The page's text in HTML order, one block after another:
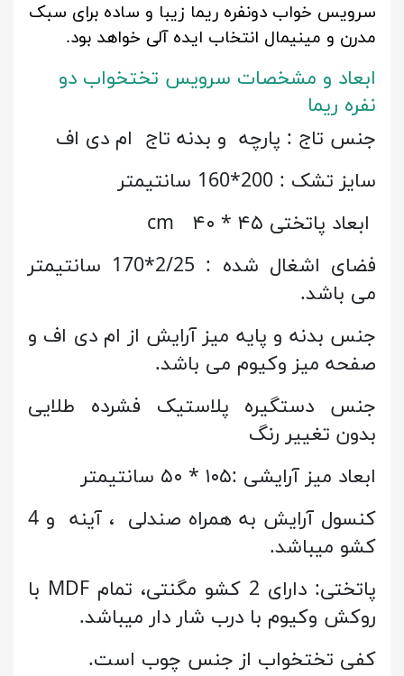
سرویس خواب دونفره ریما زیبا و ساده برای سبک
مدرن و مینیمال انتخاب ایده آلی خواهد بود.
ابعاد و مشخصات سرویس تختخواب دو
نفره ریما
جنس تاج : پارچه و بدنه تاج ام دی اف
سایز تشک : 200*160 سانتیمتر
ابعاد پاتختی ۴۵ * ۴۰ cm
فضای اشغال شده : 2/25*170 سانتیمتر
می باشد.
جنس بدنه و پایه میز آرایش از ام دی اف و
صفحه میز وکیوم می باشد.
جنس دستگیره پلاستیک فشرده طلایی
بدون تغییر رنگ
ابعاد میز آرایشی :۱۰۵ * ۵۰ سانتیمتر
کنسول آرایش به همراه صندلی ، آینه و 4
کشو میباشد.
پاتختی: دارای 2 کشو مگنتی، تمام MDF با
روکش وکیوم با درب شار دار میباشد.
کفی تختخواب از جنس چوب است.